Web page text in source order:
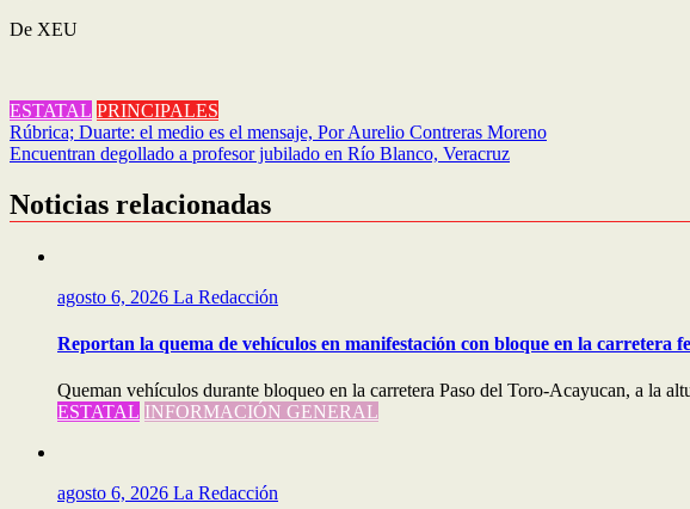
De XEU
ESTATAL PRINCIPALES
Navegación
de
entradas
Rúbrica; Duarte: el medio es el mensaje, Por Aurelio Contreras Moreno
Encuentran degollado a profesor jubilado en Río Blanco, Veracruz
Noticias relacionadas
agosto 6, 2026 La Redacción
Reportan la quema de vehículos en manifestación con bloque en la carretera
Queman vehículos durante bloqueo en la carretera Paso del Toro-Acayucan, a la
ESTATAL INFORMACIÓN GENERAL
agosto 6, 2026 La Redacción